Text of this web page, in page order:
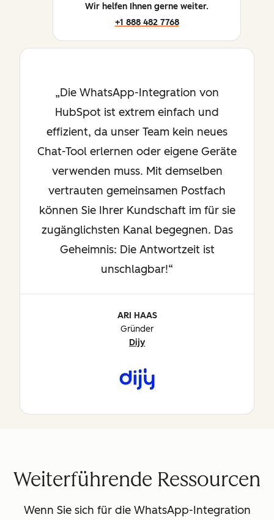
Wir helfen Ihnen gerne weiter.
+1 888 482 7768
Die WhatsApp-Integration von
HubSpot ist extrem einfach und
effizient, da unser Team kein neues
Chat-Tool erlernen oder eigene Geräte
verwenden muss. Mit demselben
vertrauten gemeinsamen Postfach
können Sie Ihrer Kundschaft im für sie
zugänglichsten Kanal begegnen. Das
Geheimnis: Die Antwortzeit ist
unschlagbar!
ARI HAAS
Gründer
Dijy
Weiterführende Ressourcen
Wenn Sie sich für die WhatsApp-Integration